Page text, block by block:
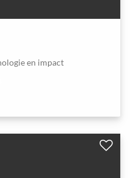
en impact